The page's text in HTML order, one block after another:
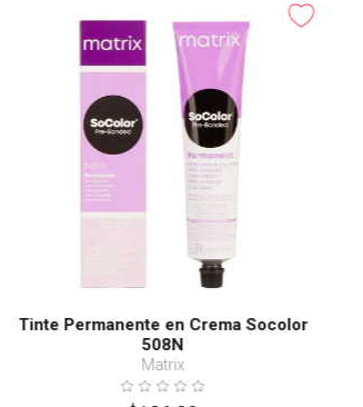
Tinte Permanente en Crema Socolor
508N
Matrix